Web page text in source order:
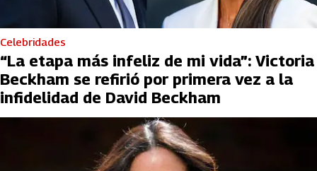
Celebridades
“La etapa más infeliz de mi vida”: Victoria
Beckham se refirió por primera vez a la
infidelidad de David Beckham